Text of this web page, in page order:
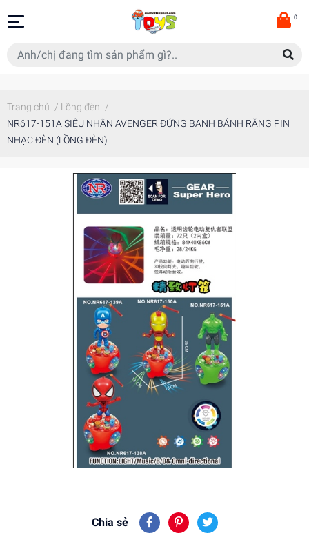
0
Trang chủ / Lồng đèn /
NR617-151A SIÊU NHÂN AVENGER ĐỨNG BANH BÁNH RĂNG PIN
NHẠC ĐÈN (LỒNG ĐÈN)
Chia sẻ